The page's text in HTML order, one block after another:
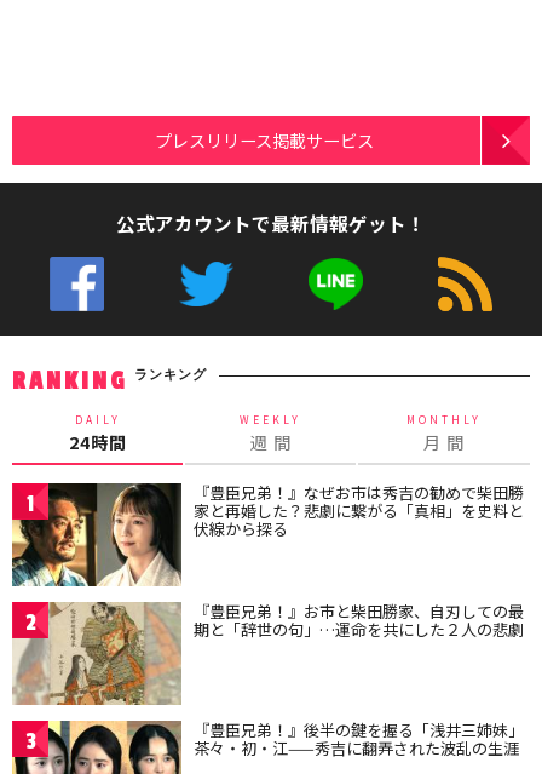
プレスリリース掲載サービス
公式アカウントで最新情報ゲット！
RANKING ランキング
DAILY
24時間
WEEKLY
週 間
MONTHLY
月 間
1 『豊臣兄弟！』なぜお市は秀吉の勧めで柴田勝
家と再婚した？悲劇に繋がる「真相」を史料と
伏線から探る
2 『豊臣兄弟！』お市と柴田勝家、自刃しての最
期と「辞世の句」…運命を共にした２人の悲劇
3 『豊臣兄弟！』後半の鍵を握る「浅井三姉妹」
茶々・初・江——秀吉に翻弄された波乱の生涯